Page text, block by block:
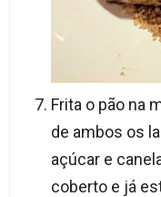
Frita o pão na
de ambos os
açúcar e
coberto e já